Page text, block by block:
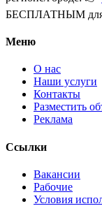
БЕСПЛАТНЫМ для
Меню
О нас
Наши услуги
Контакты
Разместить
Реклама
Ссылки
Вакансии
Рабочие
Условия